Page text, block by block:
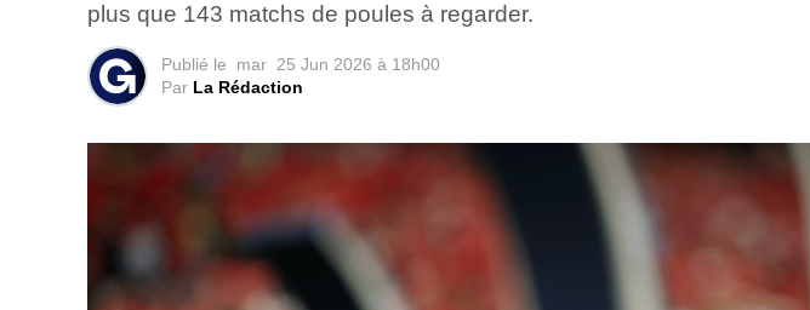
plus que 143 matchs de poules à regarder.
Publié le mar 25 Jun 2026 à 18h00
Par La Rédaction